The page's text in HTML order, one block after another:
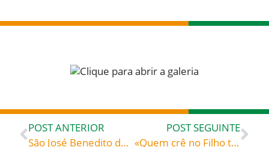
POST ANTERIOR
São José Benedito de Cotolengo, celebrado hoje, 30, roga por todos nós!
POST SEGUINTE
«Quem crê no Filho tem a vida eterna, mas quem se nega a crer no Filho não verá a vida» – Santo Ireneu de Lyon (c. 130-c. 208), bispo, teólogo, mártir